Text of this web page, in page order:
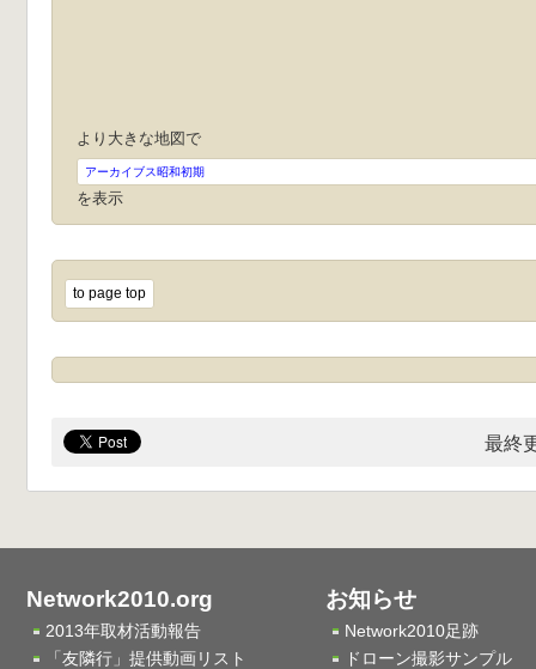
より大きな地図で
アーカイブス昭和初期
を表示
to page top
最終
Network2010.org
2013年取材活動報告
「友隣行」提供動画リスト
お知らせ
Network2010足跡
ドローン撮影サンプル